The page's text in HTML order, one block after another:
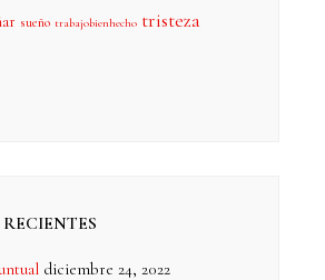
sueño trabajobienhecho tristeza
diciembre 24, 2022